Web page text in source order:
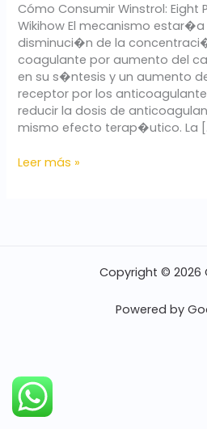
Cómo Consumir Winstrol: Eight
Wikihow El mecanismo
disminuci�n de la
coagulante por aumento del
en su s�ntesis y un aumento
receptor por los
reducir la dosis de
mismo efecto terap�utico. La
Leer más »
Copyright © 2026
Powered by